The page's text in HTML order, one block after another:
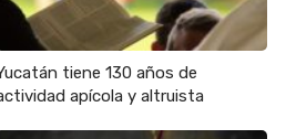
tiene 130 años de
apícola y altruista